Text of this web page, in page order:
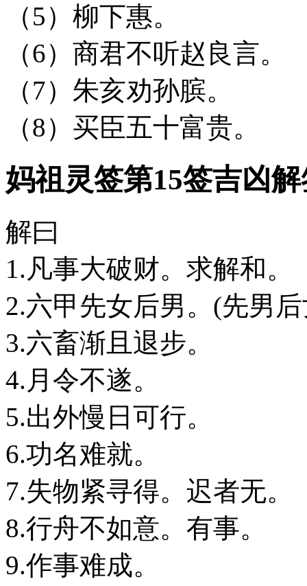
（5）柳下惠。
（6）商君不听赵良言。
（7）朱亥劝孙膑。
（8）买臣五十富贵。
妈祖灵签第15签吉凶
解曰
1.凡事大破财。求解和。
2.六甲先女后男。(先男
3.六畜渐且退步。
4.月令不遂。
5.出外慢日可行。
6.功名难就。
7.失物紧寻得。迟者无。
8.行舟不如意。有事。
9.作事难成。